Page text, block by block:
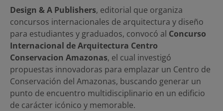
Design & A Publishers, editorial que organiza
concursos internacionales de arquitectura y diseño
para estudiantes y graduados, convocó al Concurso
Internacional de Arquitectura Centro
Conservacion Amazonas, el cual investigó
propuestas innovadoras para emplazar un Centro de
Conservación del Amazonas, buscando generar un
punto de encuentro multidisciplinario en un edificio
de carácter icónico y memorable.